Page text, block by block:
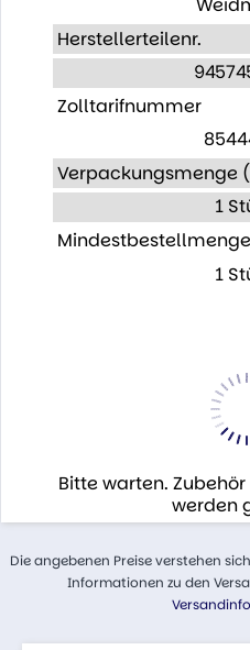
Herstellerteilenr.
Zolltarifnummer
Verpackungsmenge
1
1
Bitte warten.
werden
Die angebenen Preise verstehen
Informationen zu den